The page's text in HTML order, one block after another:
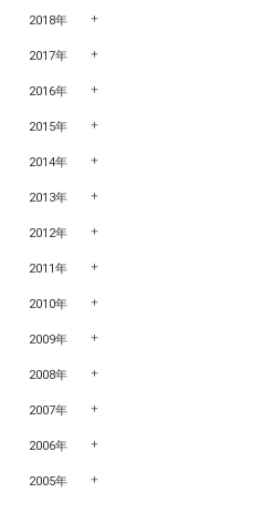
2018年
2017年
2016年
2015年
2014年
2013年
2012年
2011年
2010年
2009年
2008年
2007年
2006年
2005年